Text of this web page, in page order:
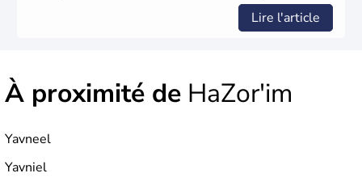
Lire l'article
À proximité de HaZor'im
Yavneel
Yavniel